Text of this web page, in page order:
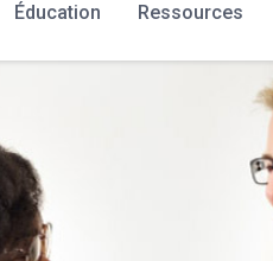
Éducation Ressources